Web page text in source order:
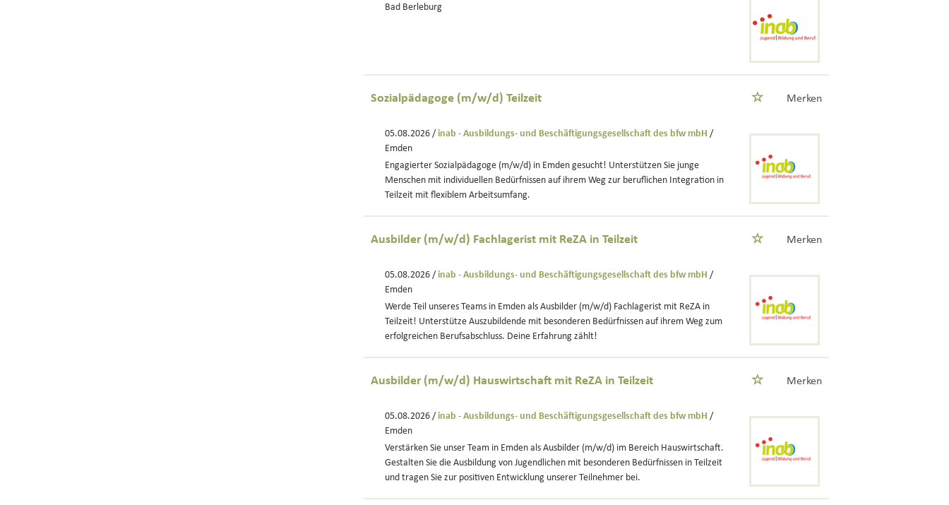
Bad Berleburg
Sozialpädagoge (m/w/d) Teilzeit Merken
05.08.2026 / inab - Ausbildungs- und Beschäftigungsgesellschaft des bfw mbH /
Emden
Engagierter Sozialpädagoge (m/w/d) in Emden gesucht! Unterstützen Sie junge
Menschen mit individuellen Bedürfnissen auf ihrem Weg zur beruflichen Integration in
Teilzeit mit flexiblem Arbeitsumfang.
Ausbilder (m/w/d) Fachlagerist mit ReZA in Teilzeit Merken
05.08.2026 / inab - Ausbildungs- und Beschäftigungsgesellschaft des bfw mbH /
Emden
Werde Teil unseres Teams in Emden als Ausbilder (m/w/d) Fachlagerist mit ReZA in
Teilzeit! Unterstütze Auszubildende mit besonderen Bedürfnissen auf ihrem Weg zum
erfolgreichen Berufsabschluss. Deine Erfahrung zählt!
Ausbilder (m/w/d) Hauswirtschaft mit ReZA in Teilzeit Merken
05.08.2026 / inab - Ausbildungs- und Beschäftigungsgesellschaft des bfw mbH /
Emden
Verstärken Sie unser Team in Emden als Ausbilder (m/w/d) im Bereich Hauswirtschaft.
Gestalten Sie die Ausbildung von Jugendlichen mit besonderen Bedürfnissen in Teilzeit
und tragen Sie zur positiven Entwicklung unserer Teilnehmer bei.